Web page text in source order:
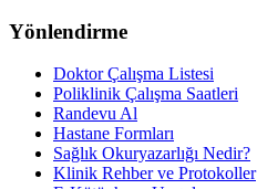
Yönlendirme
Doktor Çalışma Listesi
Poliklinik Çalışma Saatleri
Randevu Al
Hastane Formları
Sağlık Okuryazarlığı Nedir?
Klinik Rehber ve Protokoller